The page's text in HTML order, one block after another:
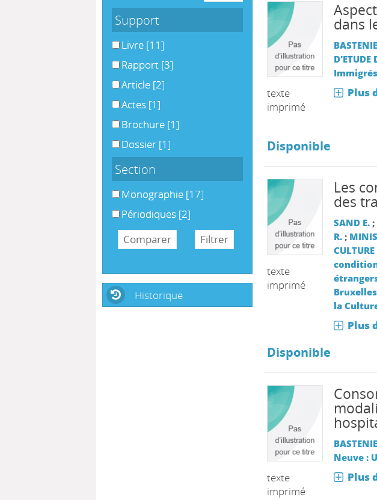
texte
imprimé
dans
D'ETUDE
Plus
Disponible
texte
imprimé
Les
des
SAND E.;
R.;
la
Plus
Disponible
texte
imprimé
Neuve :
Plus
Support
Livre [11]
Rapport [3]
Article [2]
Actes [1]
Brochure [1]
Dossier [1]
Section
Monographie [17]
Périodiques [2]
Historique